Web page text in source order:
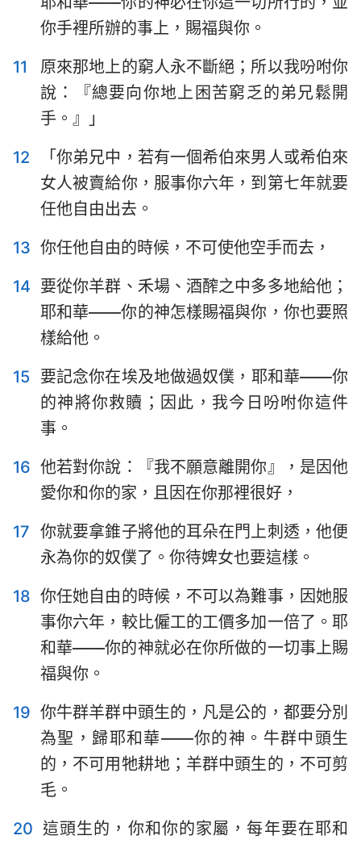
1 2 3 4 5 6
8
9 10 11 12 13
14
15
22
23 24 25 26 27
28
29
30 31 32 33 34
你手裡所辦的事上，賜福與你。
11
原來那地上的窮人永不斷絕；所以我吩咐你
說：『總要向你地上困苦窮乏的弟兄鬆開
手。』」
12
「你弟兄中，若有一個希伯來男人或希伯來
女人被賣給你，服事你六年，到第七年就要
任他自由出去。
13 你任他自由的時候，不可使他空手而去，
14 要從你羊群、禾場、酒醡之中多多地給他；
耶和華——你的神怎樣賜福與你，你也要照
樣給他。
15 要記念你在埃及地做過奴僕，耶和華——你
的神將你救贖；因此，我今日吩咐你這件
事。
16 他若對你說：『我不願意離開你』，是因他
愛你和你的家，且因在你那裡很好，
17 你就要拿錐子將他的耳朵在門上刺透，他便
永為你的奴僕了。你待婢女也要這樣。
18 你任她自由的時候，不可以為難事，因她服
事你六年，較比僱工的工價多加一倍了。耶
和華——你的神就必在你所做的一切事上賜
福與你。
19 你牛群羊群中頭生的，凡是公的，都要分別
為聖，歸耶和華——你的神。牛群中頭生
的，不可用牠耕地；羊群中頭生的，不可剪
毛。
20 這頭生的，你和你的家屬，每年要在耶和